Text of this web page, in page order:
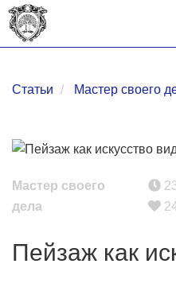
Статьи Мастер своего
Мастер своего
дела
Пейзаж как